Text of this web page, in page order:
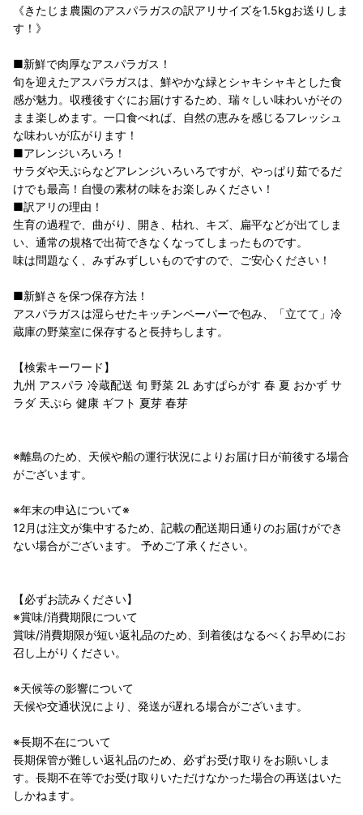
《きたじま農園のアスパラガスの訳アリサイズを1.5kgお送りしま
す！》
■新鮮で肉厚なアスパラガス！
旬を迎えたアスパラガスは、鮮やかな緑とシャキシャキとした食
感が魅力。収穫後すぐにお届けするため、瑞々しい味わいがその
まま楽しめます。一口食べれば、自然の恵みを感じるフレッシュ
な味わいが広がります！
■アレンジいろいろ！
サラダや天ぷらなどアレンジいろいろですが、やっぱり茹でるだ
けでも最高！自慢の素材の味をお楽しみください！
■訳アリの理由！
生育の過程で、曲がり、開き、枯れ、キズ、扁平などが出てしま
い、通常の規格で出荷できなくなってしまったものです。
味は問題なく、みずみずしいものですので、ご安心ください！
■新鮮さを保つ保存方法！
アスパラガスは湿らせたキッチンペーパーで包み、「立てて」冷
蔵庫の野菜室に保存すると長持ちします。
【検索キーワード】
九州 アスパラ 冷蔵配送 旬 野菜 2L あすぱらがす 春 夏 おかず サ
ラダ 天ぷら 健康 ギフト 夏芽 春芽
※離島のため、天候や船の運行状況によりお届け日が前後する場合
がございます。
※年末の申込について※
12月は注文が集中するため、記載の配送期日通りのお届けができ
ない場合がございます。 予めご了承ください。
【必ずお読みください】
※賞味/消費期限について
賞味/消費期限が短い返礼品のため、到着後はなるべくお早めにお
召し上がりください。
※天候等の影響について
天候や交通状況により、発送が遅れる場合がございます。
※長期不在について
長期保管が難しい返礼品のため、必ずお受け取りをお願いしま
す。長期不在等でお受け取りいただけなかった場合の再送はいた
しかねます。